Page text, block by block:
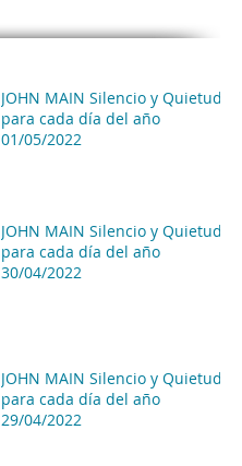
JOHN MAIN Silencio y Quietud
para cada día del año
01/05/2022
JOHN MAIN Silencio y Quietud
para cada día del año
30/04/2022
JOHN MAIN Silencio y Quietud
para cada día del año
29/04/2022